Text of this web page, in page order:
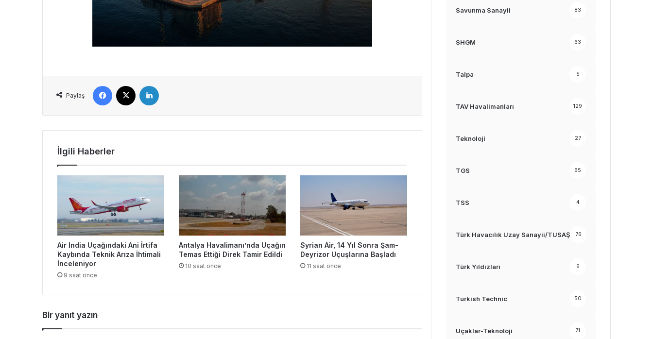
Paylaş
Facebook
İlgili Haberler
Air India Uçağındaki Ani İrtifa
Kaybında Teknik Arıza İhtimali
İnceleniyor
9 saat önce
Antalya Havalimanı’nda Uçağın
Temas Ettiği Direk Tamir Edildi
10 saat önce
Syrian Air, 14 Yıl Sonra Şam-
Deyrizor Uçuşlarına Başladı
11 saat önce
Bir yanıt yazın
Savunma Sanayii 83
SHGM 63
Talpa 5
TAV Havalimanları 129
Teknoloji 27
TGS 65
TSS 4
Türk Havacılık Uzay Sanayii/TUSAŞ 76
Türk Yıldızları 6
Turkish Technic 50
Uçaklar-Teknoloji 71